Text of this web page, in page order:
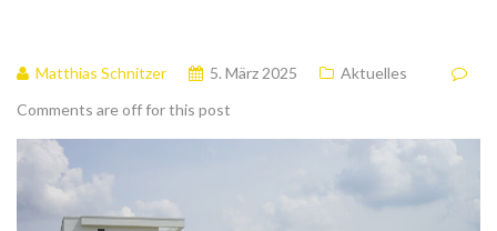
Matthias Schnitzer 5. März 2025
Aktuelles
Comments are off for this post